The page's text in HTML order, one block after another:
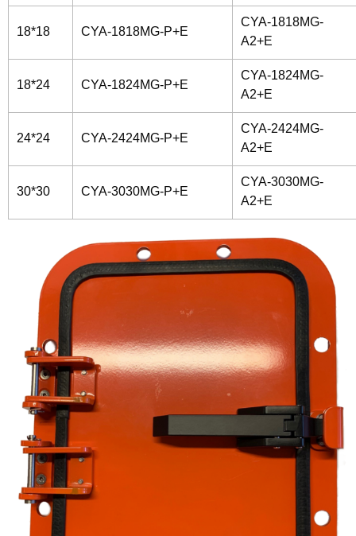
18*18 CYA-1818MG-P+E
CYA-1818MG-
A2+E
18*24 CYA-1824MG-P+E
CYA-1824MG-
A2+E
24*24 CYA-2424MG-P+E
CYA-2424MG-
A2+E
30*30 CYA-3030MG-P+E
CYA-3030MG-
A2+E